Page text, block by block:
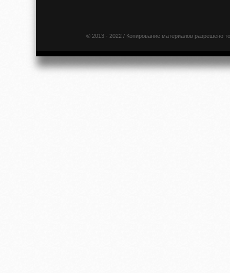
© 2013 - 2022 / Копирование материалов разрешено